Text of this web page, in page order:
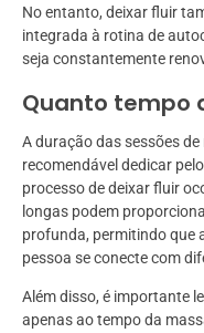
No entanto, deixar fluir
integrada à rotina de
seja constantemente
Quanto tempo
A duração das sessões
recomendável dedicar
processo de deixar fluir
longas podem
profunda, permitindo que
pessoa se conecte com
Além disso, é importante
apenas ao tempo da